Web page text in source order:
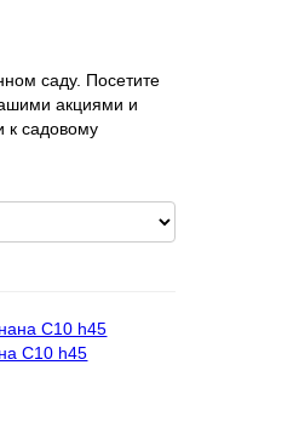
саду. Посетите
акциями и
к садовому
С10 h45